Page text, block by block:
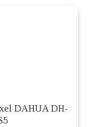
DAHUA DH-